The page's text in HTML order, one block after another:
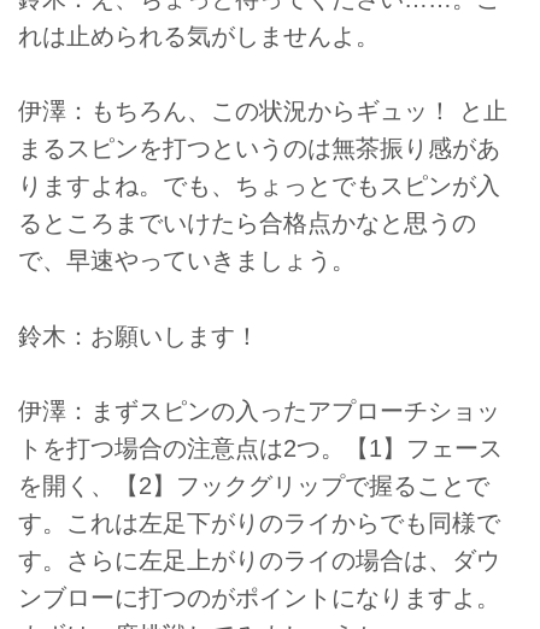
れは止められる気がしませんよ。
伊澤：もちろん、この状況からギュッ！ と止
まるスピンを打つというのは無茶振り感があ
りますよね。でも、ちょっとでもスピンが入
るところまでいけたら合格点かなと思うの
で、早速やっていきましょう。
鈴木：お願いします！
伊澤：まずスピンの入ったアプローチショッ
トを打つ場合の注意点は2つ。【1】フェース
を開く、【2】フックグリップで握ることで
す。これは左足下がりのライからでも同様で
す。さらに左足上がりのライの場合は、ダウ
ンブローに打つのがポイントになりますよ。